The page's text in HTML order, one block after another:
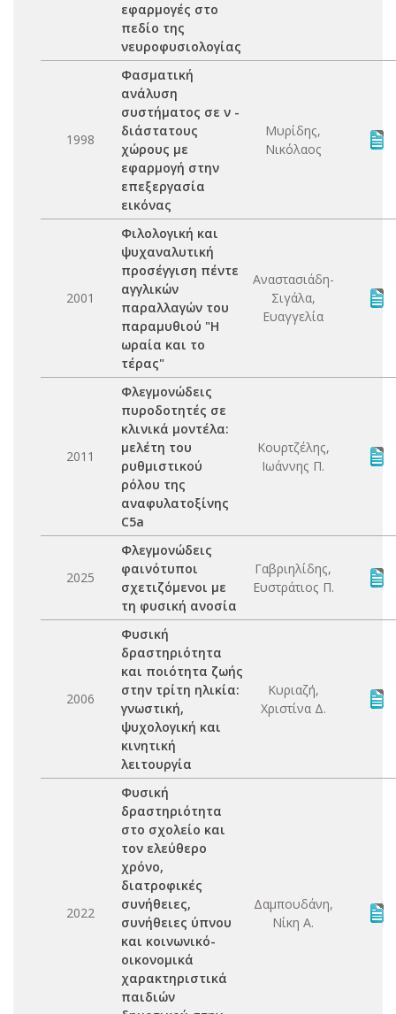
εφαρμογές στο
πεδίο της
νευροφυσιολογίας
1998
Φασματική
ανάλυση
συστήματος σε ν -
διάστατους
χώρους με
εφαρμογή στην
επεξεργασία
εικόνας
Μυρίδης,
Νικόλαος
2001
Φιλολογική και
ψυχαναλυτική
προσέγγιση πέντε
αγγλικών
παραλλαγών του
παραμυθιού "Η
ωραία και το
τέρας"
Αναστασιάδη-
Σιγάλα,
Ευαγγελία
2011
Φλεγμονώδεις
πυροδοτητές σε
κλινικά μοντέλα:
μελέτη του
ρυθμιστικού
ρόλου της
αναφυλατοξίνης
C5a
Κουρτζέλης,
Ιωάννης Π.
2025
Φλεγμονώδεις
φαινότυποι
σχετιζόμενοι με
τη φυσική ανοσία
Γαβριηλίδης,
Ευστράτιος Π.
2006
Φυσική
δραστηριότητα
και ποιότητα ζωής
στην τρίτη ηλικία:
γνωστική,
ψυχολογική και
κινητική
λειτουργία
Κυριαζή,
Χριστίνα Δ.
2022
Φυσική
δραστηριότητα
στο σχολείο και
τον ελεύθερο
χρόνο,
διατροφικές
συνήθειες,
συνήθειες ύπνου
και κοινωνικό-
οικονομικά
χαρακτηριστικά
παιδιών
Δαμπουδάνη,
Νίκη Α.